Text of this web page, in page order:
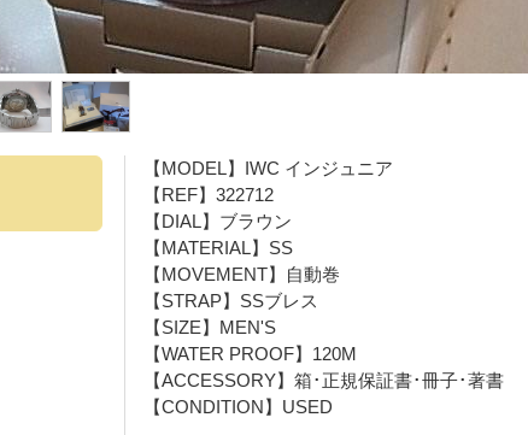
【MODEL】IWC インジュニア
【REF】322712
【DIAL】ブラウン
【MATERIAL】SS
【MOVEMENT】自動巻
【STRAP】SSブレス
【SIZE】MEN'S
【WATER PROOF】120M
【ACCESSORY】箱･正規保証書･冊子･著書
【CONDITION】USED